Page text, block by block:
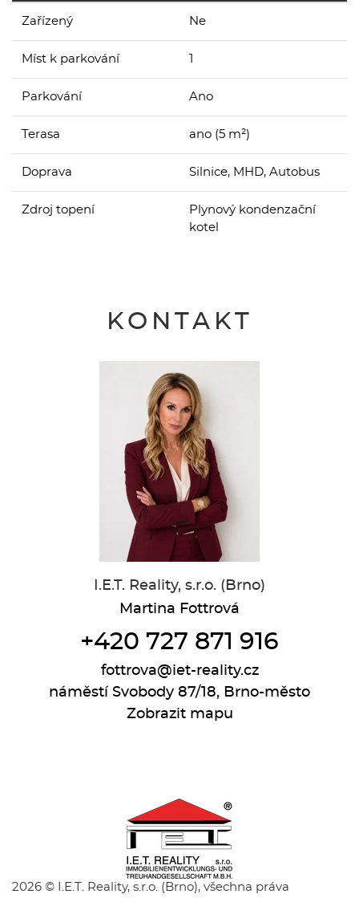
Zařízený Ne
Míst k parkování
Parkování Ano
Terasa ano (5 m²)
Doprava Silnice, MHD, Autobus
Zdroj topení
Plynový kondenzační
kotel
KONTAKT
I.E.T. Reality, s.r.o. (Brno)
Martina Fottrová
+420 727 871 916
fottrova@iet-reality.cz
náměstí Svobody 87/18, Brno-město
Zobrazit mapu
2026 © I.E.T. Reality, s.r.o. (Brno), všechna práva